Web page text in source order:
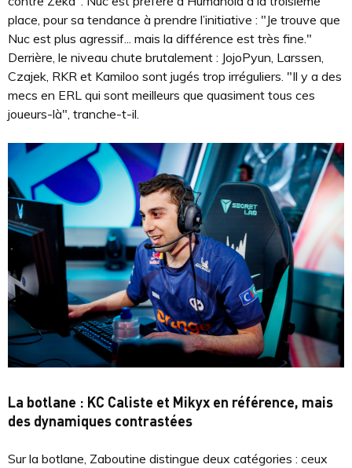
place, pour sa tendance à prendre l’initiative : "Je trouve que
Nuc est plus agressif... mais la différence est très fine."
Derrière, le niveau chute brutalement : JojoPyun, Larssen,
Czajek, RKR et Kamiloo sont jugés trop irréguliers. "Il y a des
mecs en ERL qui sont meilleurs que quasiment tous ces
joueurs-là", tranche-t-il.
La botlane : KC Caliste et Mikyx en référence, mais
des dynamiques contrastées
Sur la botlane, Zaboutine distingue deux catégories : ceux